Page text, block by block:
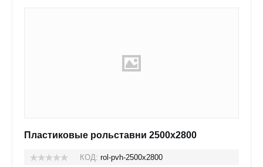
Пластиковые рольставни 2500x2800
КОД: rol-pvh-2500x2800